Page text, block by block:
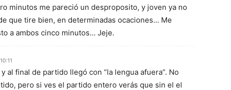
minutos me pareció un desproposito, y joven ya no
que tire bien, en determinadas ocaciones… Me
a ambos cinco minutos… Jeje.
al final de partido llegó con “la lengua afuera”. No
pero si ves el partido entero verás que sin el el